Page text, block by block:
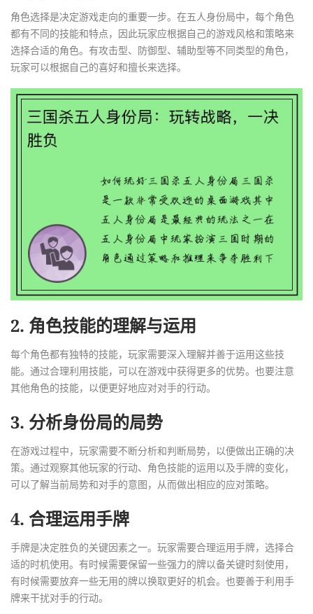
角色选择是决定游戏走向的重要一步。在五人身份局中，每个角色
都有不同的技能和特点，因此玩家应根据自己的游戏风格和策略来
选择合适的角色。有攻击型、防御型、辅助型等不同类型的角色，
玩家可以根据自己的喜好和擅长来选择。
2. 角色技能的理解与运用
每个角色都有独特的技能，玩家需要深入理解并善于运用这些技
能。通过合理利用技能，可以在游戏中获得更多的优势。也要注意
其他角色的技能，以便更好地应对对手的行动。
3. 分析身份局的局势
在游戏过程中，玩家需要不断分析和判断局势，以便做出正确的决
策。通过观察其他玩家的行动、角色技能的运用以及手牌的变化，
可以了解当前局势和对手的意图，从而做出相应的应对策略。
4. 合理运用手牌
手牌是决定胜负的关键因素之一。玩家需要合理运用手牌，选择合
适的时机使用。有时候需要保留一些强力的牌以备关键时刻使用，
有时候需要放弃一些无用的牌以换取更好的机会。也要善于利用手
牌来干扰对手的行动。